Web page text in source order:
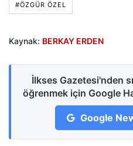
#ÖZGÜR ÖZEL
Kaynak: BERKAY ERDEN
İlkses Gazetesi'nden
öğrenmek için Google
Google